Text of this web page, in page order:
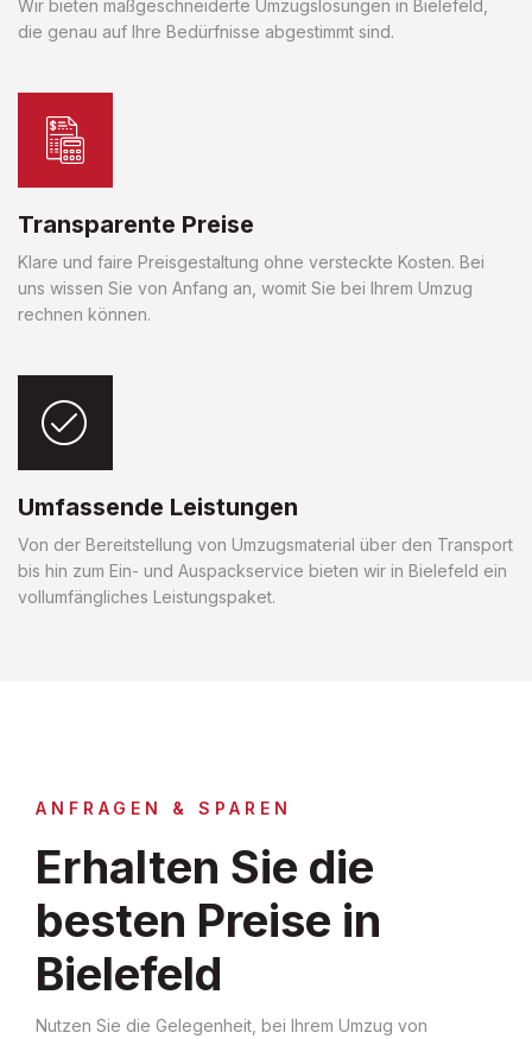
Wir bieten maßgeschneiderte Umzugslösungen in Bielefeld,
die genau auf Ihre Bedürfnisse abgestimmt sind.
Transparente Preise
Klare und faire Preisgestaltung ohne versteckte Kosten. Bei
uns wissen Sie von Anfang an, womit Sie bei Ihrem Umzug
rechnen können.
Umfassende Leistungen
Von der Bereitstellung von Umzugsmaterial über den Transport
bis hin zum Ein- und Auspackservice bieten wir in Bielefeld ein
vollumfängliches Leistungspaket.
ANFRAGEN & SPAREN
Erhalten Sie die
besten Preise in
Bielefeld
Nutzen Sie die Gelegenheit, bei Ihrem Umzug von